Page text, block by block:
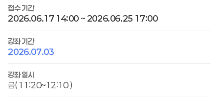
접수 기간
2026.06.17 14:00 ~ 2026.06.25 17:00
강좌 기간
2026.07.03
강좌 일시
금( 11:20~12:10 )